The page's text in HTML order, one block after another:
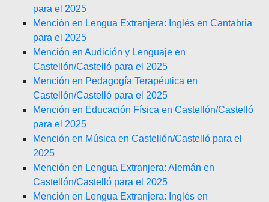
para el 2025
Mención en Lengua Extranjera: Inglés en Cantabria
para el 2025
Mención en Audición y Lenguaje en
Castellón/Castelló para el 2025
Mención en Pedagogía Terapéutica en
Castellón/Castelló para el 2025
Mención en Educación Física en Castellón/Castelló
para el 2025
Mención en Música en Castellón/Castelló para el
2025
Mención en Lengua Extranjera: Alemán en
Castellón/Castelló para el 2025
Mención en Lengua Extranjera: Inglés en